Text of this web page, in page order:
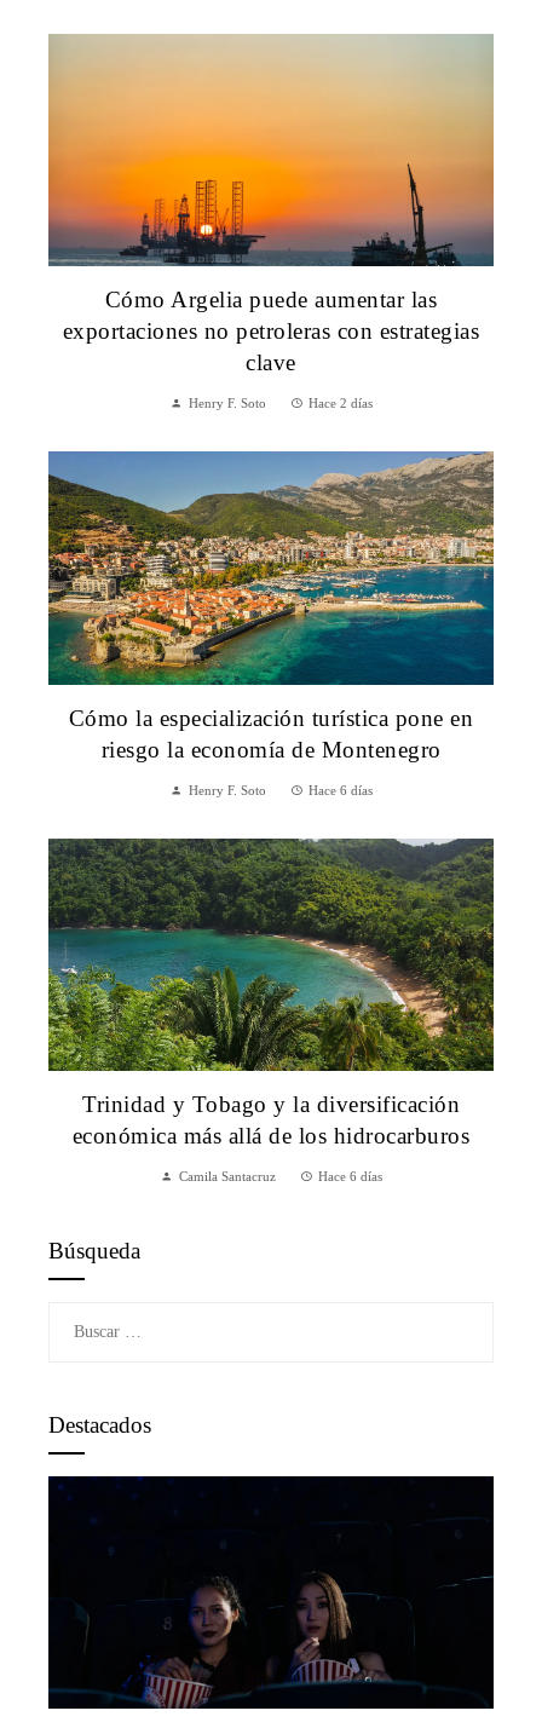
Cómo Argelia puede aumentar las
exportaciones no petroleras con estrategias
clave
Henry F. Soto Hace 2 días
Cómo la especialización turística pone en
riesgo la economía de Montenegro
Henry F. Soto Hace 6 días
Trinidad y Tobago y la diversificación
económica más allá de los hidrocarburos
Camila Santacruz Hace 6 días
Búsqueda
Destacados